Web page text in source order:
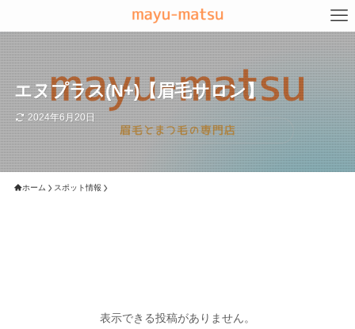
エヌプラス(N+)【眉毛サロン】
2024年6月20日
ホーム スポット情報